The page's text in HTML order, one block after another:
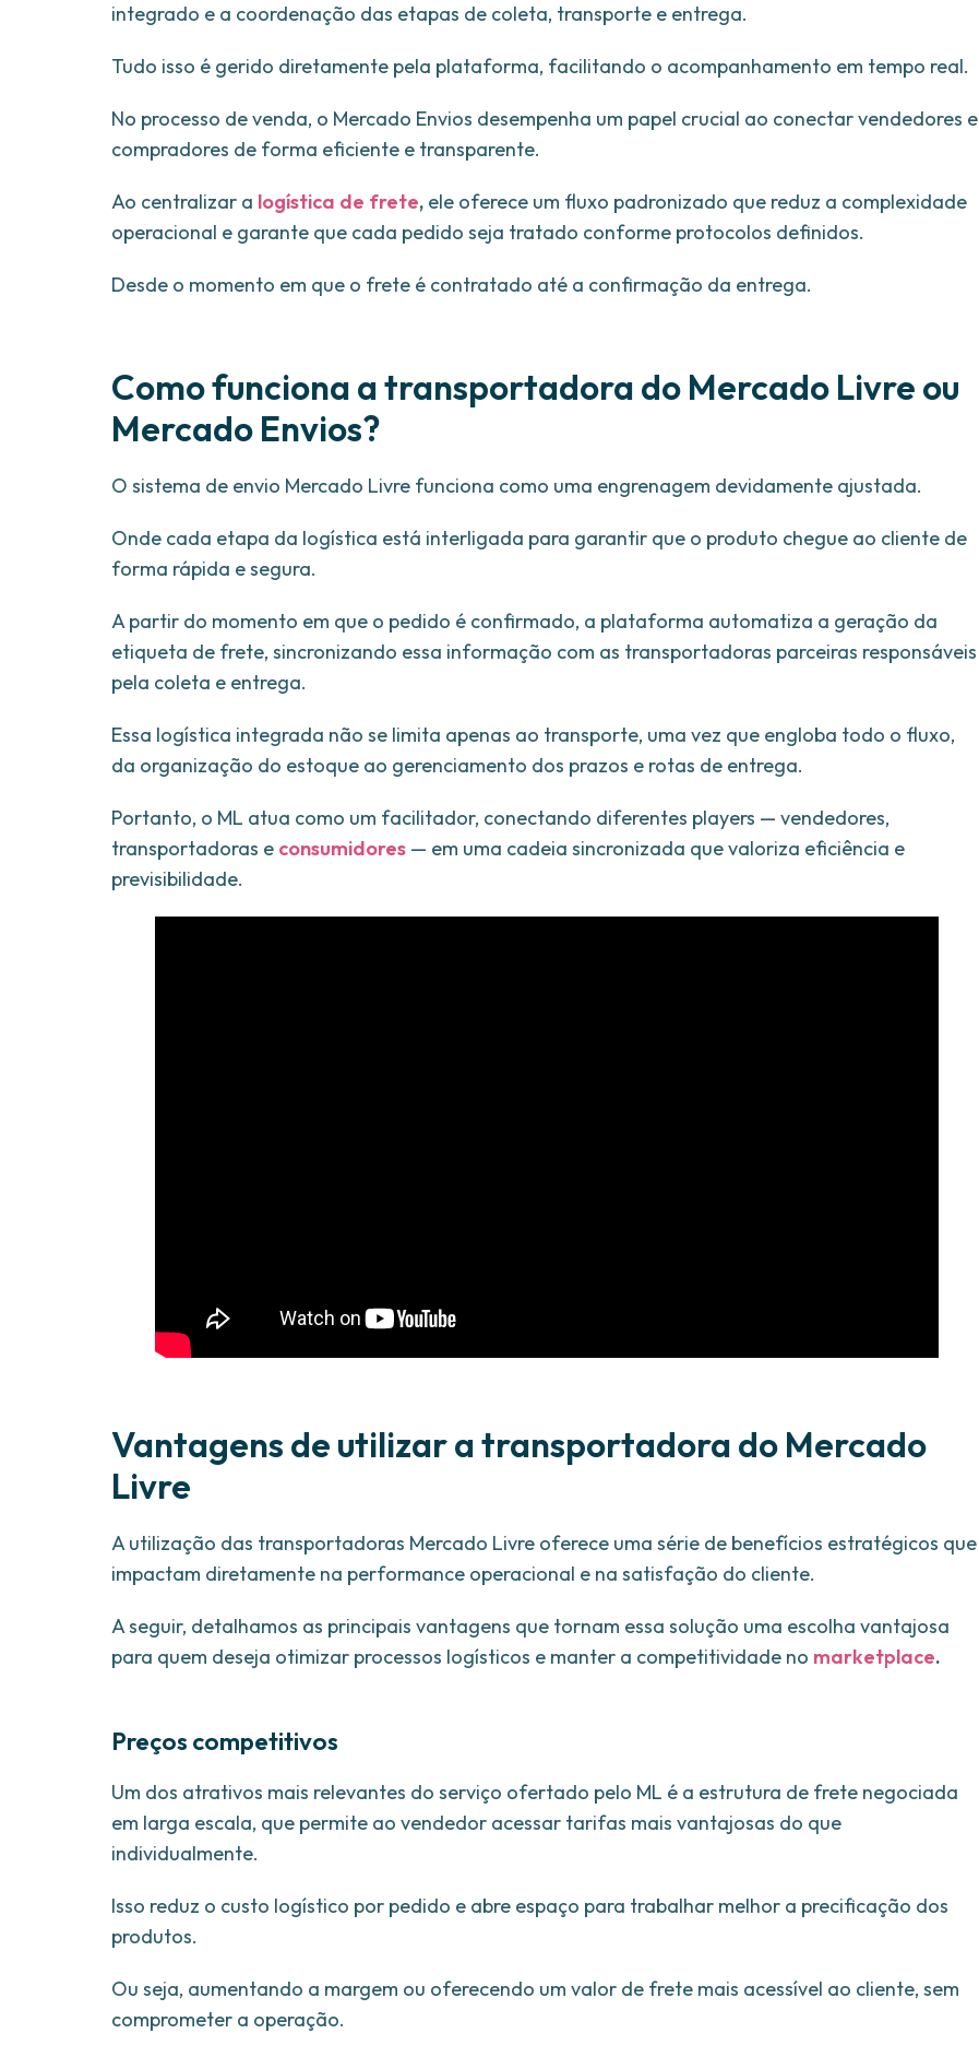
integrado e a coordenação das etapas de coleta, transporte e entrega.
Tudo isso é gerido diretamente pela plataforma, facilitando o acompanhamento em tempo real.
No processo de venda, o Mercado Envios desempenha um papel crucial ao conectar vendedores e
compradores de forma eficiente e transparente.
Ao centralizar a logística de frete, ele oferece um fluxo padronizado que reduz a complexidade
operacional e garante que cada pedido seja tratado conforme protocolos definidos.
Desde o momento em que o frete é contratado até a confirmação da entrega.
Como funciona a transportadora do Mercado Livre ou
Mercado Envios?
O sistema de envio Mercado Livre funciona como uma engrenagem devidamente ajustada.
Onde cada etapa da logística está interligada para garantir que o produto chegue ao cliente de
forma rápida e segura.
A partir do momento em que o pedido é confirmado, a plataforma automatiza a geração da
etiqueta de frete, sincronizando essa informação com as transportadoras parceiras responsáveis
pela coleta e entrega.
Essa logística integrada não se limita apenas ao transporte, uma vez que engloba todo o fluxo,
da organização do estoque ao gerenciamento dos prazos e rotas de entrega.
Portanto, o ML atua como um facilitador, conectando diferentes players — vendedores,
transportadoras e consumidores — em uma cadeia sincronizada que valoriza eficiência e
previsibilidade.
Vantagens de utilizar a transportadora do Mercado
Livre
A utilização das transportadoras Mercado Livre oferece uma série de benefícios estratégicos que
impactam diretamente na performance operacional e na satisfação do cliente.
A seguir, detalhamos as principais vantagens que tornam essa solução uma escolha vantajosa
para quem deseja otimizar processos logísticos e manter a competitividade no marketplace.
Preços competitivos
Um dos atrativos mais relevantes do serviço ofertado pelo ML é a estrutura de frete negociada
em larga escala, que permite ao vendedor acessar tarifas mais vantajosas do que
individualmente.
Isso reduz o custo logístico por pedido e abre espaço para trabalhar melhor a precificação dos
produtos.
Ou seja, aumentando a margem ou oferecendo um valor de frete mais acessível ao cliente, sem
comprometer a operação.